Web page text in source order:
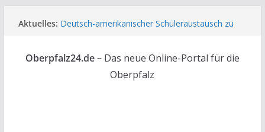
Inhalt
Aktuelles: Deutsch-amerikanischer Schüleraustausch zu
Unbekannte versuchen in Gebäude in Reuth
einzubrechen
Audi prallt gegen Brückengeländer in Weiden
Oberpfalz24.de – Das neue Online-Portal für die
Oberpfalz